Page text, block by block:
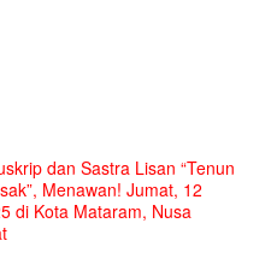
dan Sastra Lisan “Tenun
Menawan! Jumat, 12
di Kota Mataram, Nusa